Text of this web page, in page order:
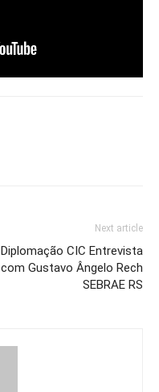
Next article
Diplomação CIC Entrevista
com Gustavo Ângelo Rech
SEBRAE RS